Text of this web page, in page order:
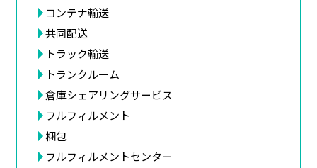
コンテナ輸送
共同配送
トラック輸送
トランクルーム
倉庫シェアリングサービス
フルフィルメント
梱包
フルフィルメントセンター